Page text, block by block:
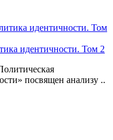
идентичности. Том 2
посвящен анализу ..